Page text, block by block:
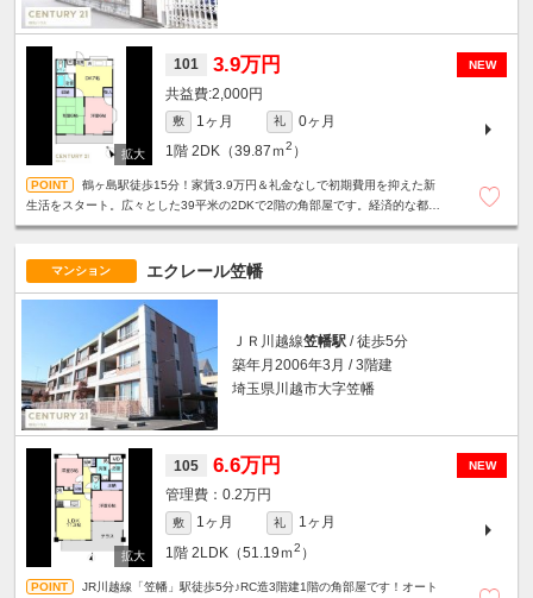
NEW
101 3.9万円
2,000円
敷 1ヶ月 礼
0ヶ月
1階 2DK（39.87ｍ2 ）
鶴ヶ島駅徒歩15分！家賃3.9万円＆礼金なしで初期費用を抑えた新
生活をスタート。広々とした39平米の2DKで2階の角部屋です。経済的な都市
マンション エクレール笠幡
ＪＲ川越線笠幡駅 / 徒歩5分
築年月2006年3月 / 3階建
埼玉県川越市大字笠幡
NEW
105 6.6万円
0.2万円
敷 1ヶ月 礼
1ヶ月
1階 2LDK（51.19ｍ2 ）
JR川越線「笠幡」駅徒歩5分♪RC造3階建1階の角部屋です！オート